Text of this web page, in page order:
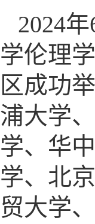
2024
学伦理
区成功
浦大学
学、华
学、北
贸大学